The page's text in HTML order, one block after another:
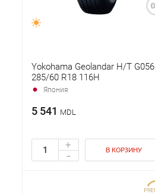
Yokohama Geolandar H/T G056
285/60 R18 116H
Япония
5 541 MDL
+
- В КОРЗИНУ